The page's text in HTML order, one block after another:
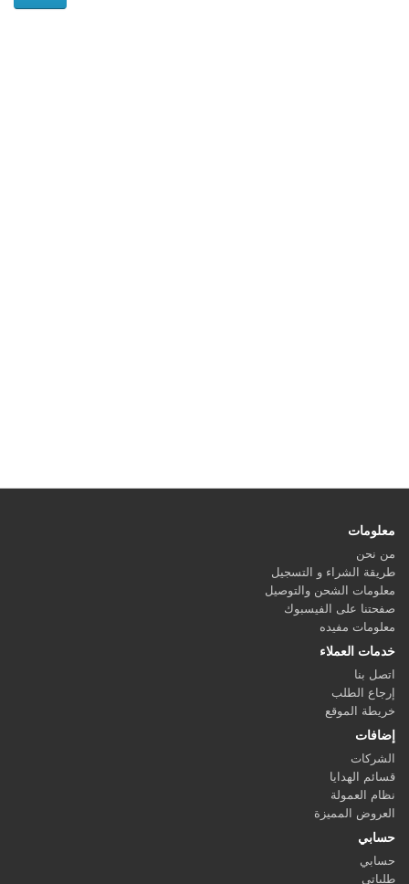
معلومات
من نحن
طريقة الشراء و التسجيل
معلومات الشحن والتوصيل
صفحتنا على الفيسبوك
معلومات مفيده
خدمات العملاء
اتصل بنا
إرجاع الطلب
خريطة الموقع
إضافات
الشركات
قسائم الهدايا
نظام العمولة
العروض المميزة
حسابي
حسابي
طلباتي